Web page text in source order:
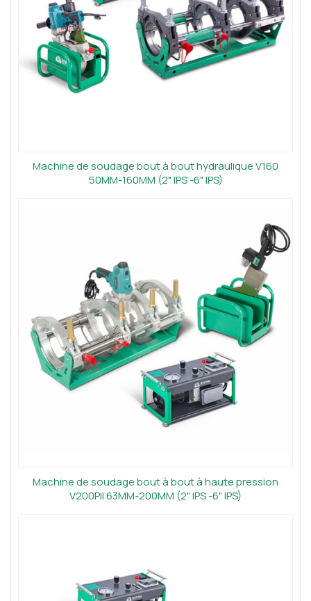
Machine de soudage bout à bout hydraulique V160
50MM-160MM (2" IPS -6" IPS)
Machine de soudage bout à bout à haute pression
V200PII 63MM-200MM (2" IPS -6" IPS)